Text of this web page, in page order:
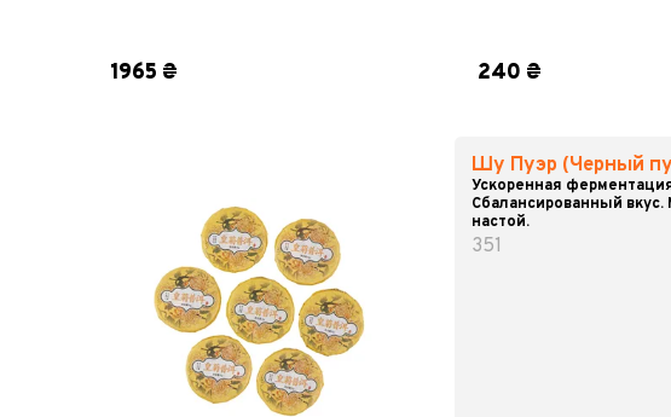
1965 ₴ 240 ₴
Шу Пуэр (Черный
Ускоренная
Сбалансированный вкус.
настой.
351